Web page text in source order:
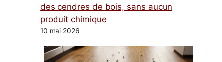
des cendres de bois, sans aucun
produit chimique
10 mai 2026